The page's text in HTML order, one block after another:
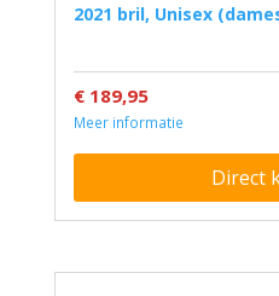
2021 bril, Unisex
€ 189,95
Meer informatie
Direct